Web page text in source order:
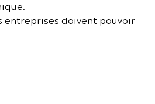
entreprises doivent pouvoir